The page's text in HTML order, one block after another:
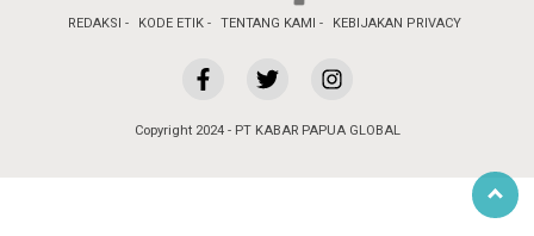
REDAKSI KODE ETIK TENTANG KAMI KEBIJAKAN PRIVACY
Copyright 2024 - PT KABAR PAPUA GLOBAL